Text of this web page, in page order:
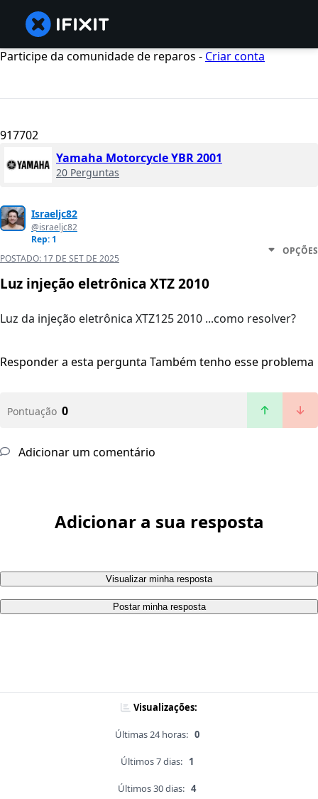
Participe da comunidade de reparos - Criar conta
917702
Yamaha Motorcycle YBR 2001
20 Perguntas
Israeljc82
@israeljc82
Rep: 1
POSTADO: 17 DE SET DE 2025
OPÇÕES
Luz injeção eletrônica XTZ 2010
Luz da injeção eletrônica XTZ125 2010 ...como resolver?
Responder a esta pergunta Também tenho esse problema
Pontuação 0
Adicionar um comentário
Adicionar a sua resposta
Visualizar minha resposta
Postar minha resposta
Visualizações:
Últimas 24 horas: 0
Últimos 7 dias: 1
Últimos 30 dias: 4